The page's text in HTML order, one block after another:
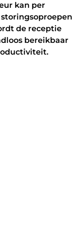
kan per
de receptie
bereikbaar